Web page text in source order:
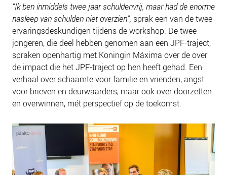
“Ik ben inmiddels twee jaar schuldenvrij, maar had de enorme
nasleep van schulden niet overzien”, sprak een van de twee
ervaringsdeskundigen tijdens de workshop. De twee
jongeren, die deel hebben genomen aan een JPF-traject,
spraken openhartig met Koningin Máxima over de over
de impact die het JPF-traject op hen heeft gehad. Een
verhaal over schaamte voor familie en vrienden, angst
voor brieven en deurwaarders, maar ook over doorzetten
en overwinnen, mét perspectief op de toekomst.